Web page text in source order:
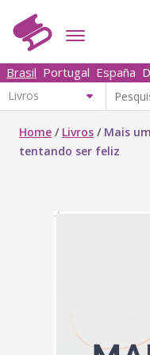
Brasil Portugal España
Home / Livros / Mais
tentando ser feliz